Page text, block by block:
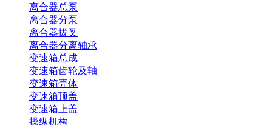
离合器总泵
离合器分泵
离合器拔叉
离合器分离轴承
变速箱总成
变速箱齿轮及轴
变速箱壳体
变速箱顶盖
变速箱上盖
操纵机构